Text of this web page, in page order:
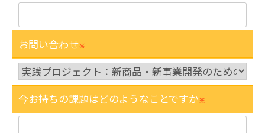
お問い合わせ※
今お持ちの課題はどのようなことですか※